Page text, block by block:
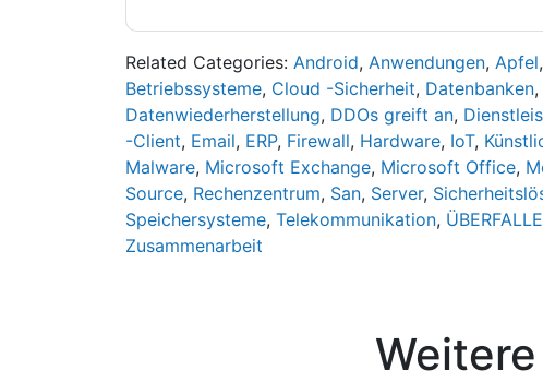
Related Categories: Android, Anwendungen, Apfel,
Betriebssysteme, Cloud -Sicherheit, Datenbanken,
Datenwiederherstellung, DDOs greift an,
-Client, Email, ERP, Firewall, Hardware, IoT,
Malware, Microsoft Exchange, Microsoft Office,
Source, Rechenzentrum, San, Server,
Speichersysteme, Telekommunikation,
Zusammenarbeit